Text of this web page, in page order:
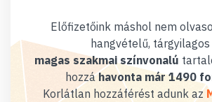
Előfizetőink máshol nem
hangvételű, tárgyilagos
magas szakmai színvonalú
hozzáhavonta már 1490
Korlátlan hozzáférést adunk az